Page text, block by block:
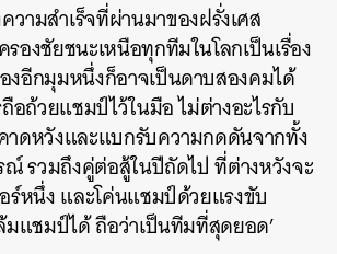
วามสำเร็จที่ผ่านมาของฝรั่งเศส
องชัยชนะเหนือทุกทีมในโลกเป็นเรื่อง
อีกมุมหนึ่งก็อาจเป็นดาบสองคมได้
อถ้วยแชมป์ไว้ในมือ ไม่ต่างอะไรกับ
าดหวังและแบกรับความกดดันจากทั้ง
ณ์ รวมถึงคู่ต่อสู้ในปีถัดไป ที่ต่างหวังจะ
ร์หนึ่ง และโค่นแชมป์ด้วยแรงขับ
มแชมป์ได้ ถือว่าเป็นทีมที่สุดยอด’